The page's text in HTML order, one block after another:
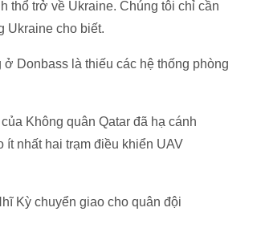
thổ trở về Ukraine. Chúng tôi chỉ cần
Ukraine cho biết.
Donbass là thiếu các hệ thống phòng
Không quân Qatar đã hạ cánh
ít nhất hai trạm điều khiển UAV
Kỳ chuyển giao cho quân đội